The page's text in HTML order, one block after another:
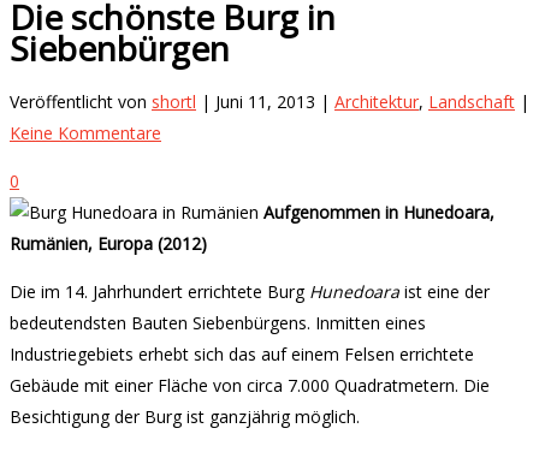
Die schönste Burg in
Siebenbürgen
Veröffentlicht von shortl | Juni 11, 2013 | Architektur, Landschaft |
Keine Kommentare
0
Aufgenommen in Hunedoara,
Rumänien, Europa (2012)
Die im 14. Jahrhundert errichtete Burg Hunedoara ist eine der
bedeutendsten Bauten Siebenbürgens. Inmitten eines
Industriegebiets erhebt sich das auf einem Felsen errichtete
Gebäude mit einer Fläche von circa 7.000 Quadratmetern. Die
Besichtigung der Burg ist ganzjährig möglich.